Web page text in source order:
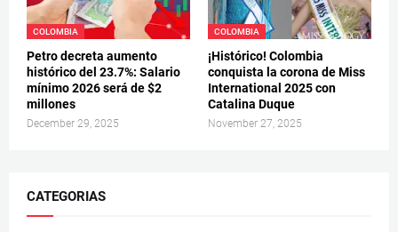
COLOMBIA
Petro decreta aumento
histórico del 23.7%: Salario
mínimo 2026 será de $2
millones
December 29, 2025
COLOMBIA
¡Histórico! Colombia
conquista la corona de Miss
International 2025 con
Catalina Duque
November 27, 2025
CATEGORIAS